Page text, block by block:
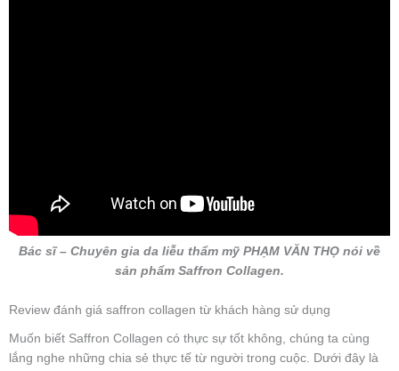
Bác sĩ – Chuyên gia da liễu thẩm mỹ PHẠM VĂN THỌ nói về
sản phẩm Saffron Collagen.
Review đánh giá saffron collagen từ khách hàng sử dụng
Muốn biết Saffron Collagen có thực sự tốt không, chúng ta cùng
lắng nghe những chia sẻ thực tế từ người trong cuộc. Dưới đây là